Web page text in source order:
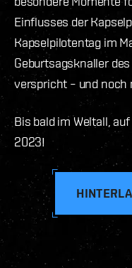
Einflusses der
Kapselpilotentag im
Geburtsagsknaller
verspricht – und noch
Bis bald im Weltall,
2023!